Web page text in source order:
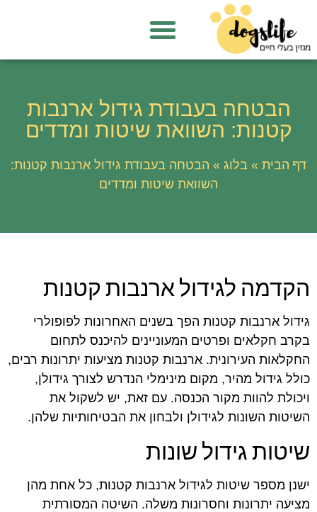
הבטחה בעבודת גידול ארנבות
קטנות: השוואת שיטות ומדדים
דף הבית » בלוג » הבטחה בעבודת גידול ארנבות קטנות:
השוואת שיטות ומדדים
הקדמה לגידול ארנבות קטנות
גידול ארנבות קטנות הפך בשנים האחרונות לפופולרי
בקרב חקלאים ופרטים המעוניינים להיכנס לתחום
החקלאות העירונית. ארנבות קטנות מציעות יתרונות רבים,
כולל גידול מהיר, מקום מינימלי הנדרש לצורך גידולן,
ויכולת להוות מקור הכנסה. עם זאת, יש לשקול את
השיטות השונות לגידולן ולבחון את הבטיחותיות שלהן.
שיטות גידול שונות
ישנן מספר שיטות לגידול ארנבות קטנות, כל אחת מהן
מציעה יתרונות וחסרונות משלה. השיטה המסורתית